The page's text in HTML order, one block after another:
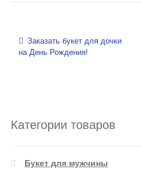
Навигация по записям
Заказать букет для дочки
на День Рождения!
Категории товаров
Букет для мужчины